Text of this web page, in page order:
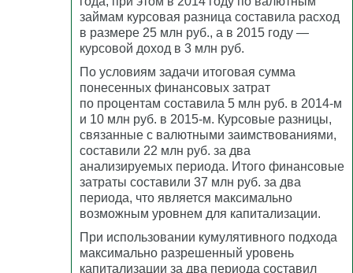
займам курсовая разница составила расход
в размере 25 млн руб., а в 2015 году —
курсовой доход в 3 млн руб.
По условиям задачи итоговая сумма
понесенных финансовых затрат
по процентам составила 5 млн руб. в 2014-м
и 10 млн руб. в 2015-м. Курсовые разницы,
связанные с валютными заимствованиями,
составили 22 млн руб. за два
анализируемых периода. Итого финансовые
затраты составили 37 млн руб. за два
периода, что является максимально
возможным уровнем для капитализации.
При использовании кумулятивного подхода
максимально разрешенный уровень
капитализации за два периода составил